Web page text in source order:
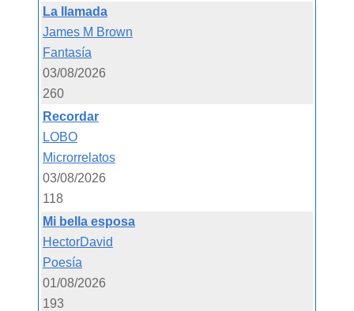
La llamada
James M Brown
Fantasía
03/08/2026
260
Recordar
LOBO
Microrrelatos
03/08/2026
118
Mi bella esposa
HectorDavid
Poesía
01/08/2026
193